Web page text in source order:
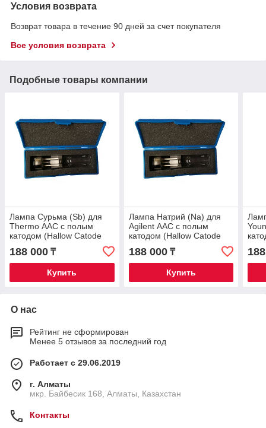
Условия возврата
Возврат товара в течение 90 дней за счет покупателя
Все условия возврата
Подобные товары компании
Лампа Сурьма (Sb) для
Thermo ААС с полым
катодом (Hallow Catode
188 000 ₸
Купить
Лампа Натрий (Na) для
Agilent ААС с полым
катодом (Hallow Catode
188 000₸
Купить
О нас
Рейтинг не сформирован
Менее 5 отзывов за последний год
Работает с 29.06.2019
г. Алматы
мкр. Байбесик 168, Алматы, Казахстан
Контакты